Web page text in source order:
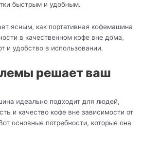
быстрым и удобным.
ясным, как портативная кофемашина
в качественном кофе вне дома,
и удобство в использовании.
решает ваш
идеально подходит для людей,
и качество кофе вне зависимости от
основные потребности, которые она